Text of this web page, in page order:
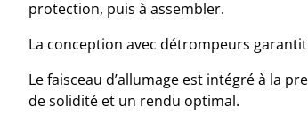
protection, puis à assembler.
La conception avec détrompeurs
Le faisceau d’allumage est intégré à la
de solidité et un rendu optimal.